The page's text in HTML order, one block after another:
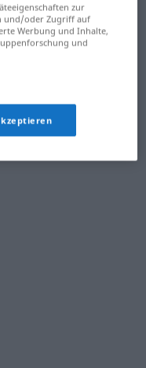
zur
und/oder Zugriff auf
Werbung und Inhalte,
und